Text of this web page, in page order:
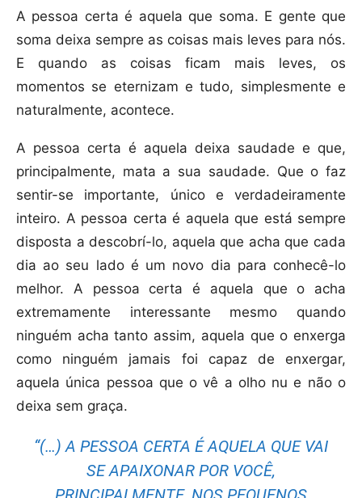
A pessoa certa é aquela que soma. E gente que
soma deixa sempre as coisas mais leves para nós.
E quando as coisas ficam mais leves, os
momentos se eternizam e tudo, simplesmente e
naturalmente, acontece.
A pessoa certa é aquela deixa saudade e que,
principalmente, mata a sua saudade. Que o faz
sentir-se importante, único e verdadeiramente
inteiro. A pessoa certa é aquela que está sempre
disposta a descobrí-lo, aquela que acha que cada
dia ao seu lado é um novo dia para conhecê-lo
melhor. A pessoa certa é aquela que o acha
extremamente interessante mesmo quando
ninguém acha tanto assim, aquela que o enxerga
como ninguém jamais foi capaz de enxergar,
aquela única pessoa que o vê a olho nu e não o
deixa sem graça.
“(…) A PESSOA CERTA É AQUELA QUE VAI
SE APAIXONAR POR VOCÊ,